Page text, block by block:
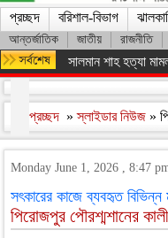
প্রচ্ছদ বরিশাল-বিভাগ
আন্তর্জাতিক জাতীয় রাজনীতি
সালমান শাহ হত্যা
প্রচ্ছদ »স্লাইডার নিউজ »
Monday June 1, 2026 , 8:47
সৎকারের কাজে ব্যবহৃত বিভিন্ন
পিরোজপুর পৌরশ্মশানের